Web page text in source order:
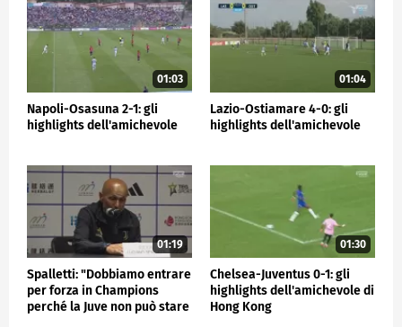
01:03
Napoli-Osasuna 2-1: gli
highlights dell'amichevole
01:04
Lazio-Ostiamare 4-0: gli
highlights dell'amichevole
01:19
Spalletti: "Dobbiamo entrare
per forza in Champions
perché la Juve non può stare
01:30
Chelsea-Juventus 0-1: gli
highlights dell'amichevole di
Hong Kong